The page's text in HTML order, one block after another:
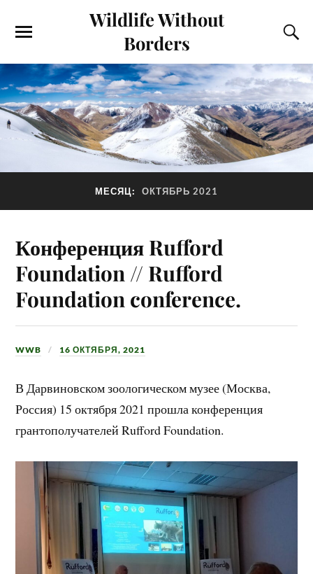
Wildlife Without
Borders
МЕСЯЦ: ОКТЯБРЬ 2021
Конференция Rufford
Foundation // Rufford
Foundation conference.
WWB 16 ОКТЯБРЯ, 2021
В Дарвиновском зоологическом музее (Москва,
Россия) 15 октября 2021 прошла конференция
грантополучателей Rufford Foundation.